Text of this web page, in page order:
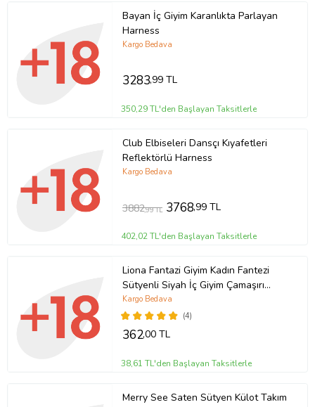
Bayan İç Giyim Karanlıkta Parlayan
Harness
Kargo Bedava
3283,99 TL
350,29 TL'den Başlayan Taksitlerle
Club Elbiseleri Dansçı Kıyafetleri
Reflektörlü Harness
Kargo Bedava
3882,99 TL 3768,99 TL
402,02 TL'den Başlayan Taksitlerle
Liona Fantazi Giyim Kadın Fantezi
Sütyenli Siyah İç Giyim Çamaşırı
Takımı
(4)
Kargo Bedava
362,00 TL
38,61 TL'den Başlayan Taksitlerle
Merry See Saten Sütyen Külot Takım